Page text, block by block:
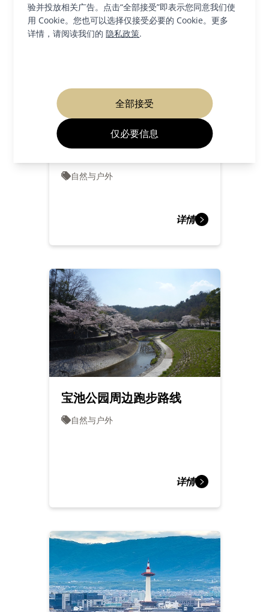
验并投放相关广告。点击“全部接受”即表示您同意我们使
用 Cookie。您也可以选择仅接受必要的 Cookie。更多
详情，请阅读我们的隐私政策.
全部接受
仅必要信息
越野跑、徒步 大文字山徒步
路线
自然与户外
详情
宝池公园周边跑步路线
自然与户外
详情